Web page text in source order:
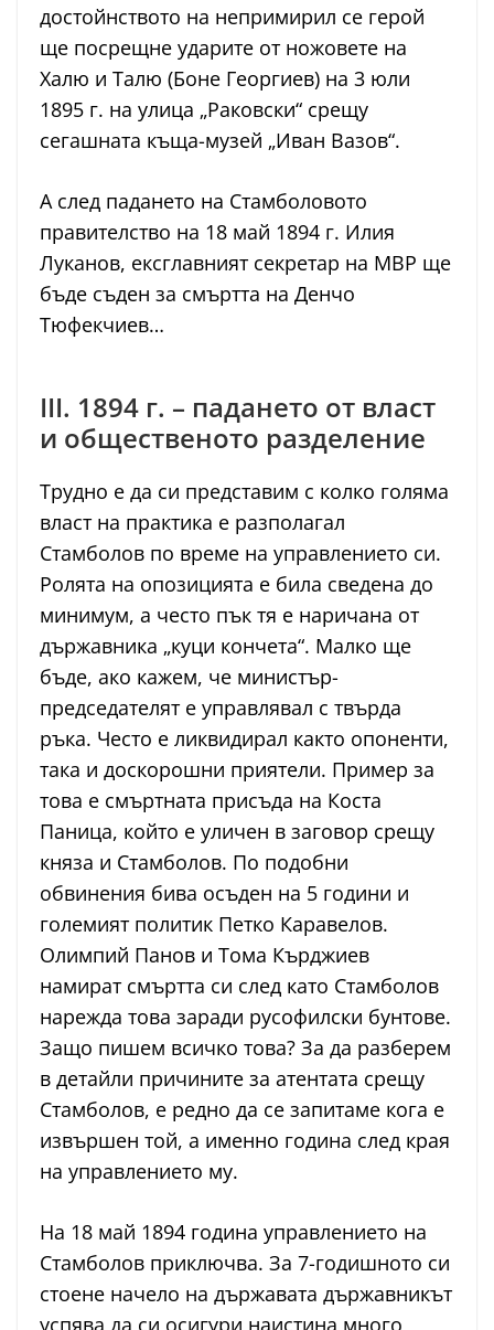
достойнството на непримирил се герой
ще посрещне ударите от ножовете на
Халю и Талю (Боне Георгиев) на 3 юли
1895 г. на улица „Раковски“ срещу
сегашната къща-музей „Иван Вазов“.
А след падането на Стамболовото
правителство на 18 май 1894 г. Илия
Луканов, ексглавният секретар на МВР ще
бъде съден за смъртта на Денчо
Тюфекчиев…
III. 1894 г. – падането от власт
и общественото разделение
Трудно е да си представим с колко голяма
власт на практика е разполагал
Стамболов по време на управлението си.
Ролята на опозицията е била сведена до
минимум, а често пък тя е наричана от
държавника „куци кончета“. Малко ще
бъде, ако кажем, че министър-
председателят е управлявал с твърда
ръка. Често е ликвидирал както опоненти,
така и доскорошни приятели. Пример за
това е смъртната присъда на Коста
Паница, който е уличен в заговор срещу
княза и Стамболов. По подобни
обвинения бива осъден на 5 години и
големият политик Петко Каравелов.
Олимпий Панов и Тома Кърджиев
намират смъртта си след като Стамболов
нарежда това заради русофилски бунтове.
Защо пишем всичко това? За да разберем
в детайли причините за атентата срещу
Стамболов, е редно да се запитаме кога е
извършен той, а именно година след края
на управлението му.
На 18 май 1894 година управлението на
Стамболов приключва. За 7-годишното си
стоене начело на държавата държавникът
успява да си осигури наистина много